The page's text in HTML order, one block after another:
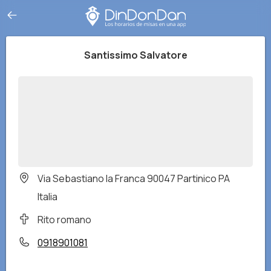
Santissimo Salvatore
Via Sebastiano la Franca 90047 Partinico PA
Italia
Rito romano
0918901081